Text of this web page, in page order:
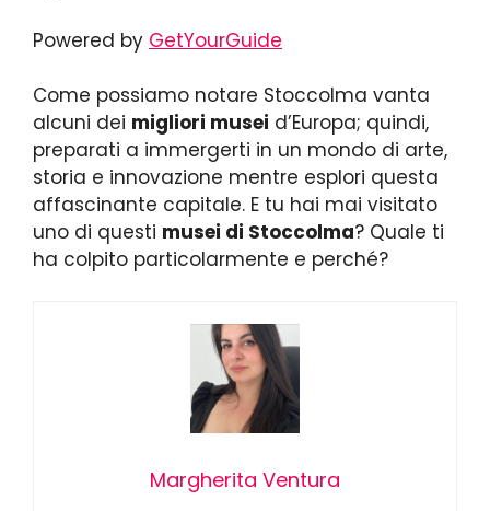
Powered by GetYourGuide
Come possiamo notare Stoccolma vanta
alcuni dei migliori musei d’Europa; quindi,
preparati a immergerti in un mondo di arte,
storia e innovazione mentre esplori questa
affascinante capitale. E tu hai mai visitato
uno di questi musei di Stoccolma? Quale ti
ha colpito particolarmente e perché?
Margherita Ventura